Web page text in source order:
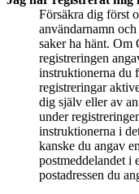
Försäkra dig först
användarnamn
saker ha hänt. Om
registreringen
instruktionerna du
registreringar
dig själv eller av
under
instruktionerna i
kanske du angav
postmeddelandet i
postadressen du